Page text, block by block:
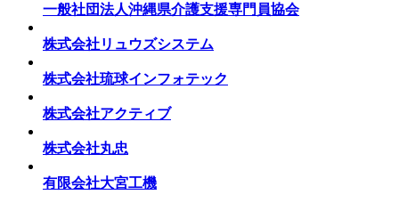
一般社団法人沖縄県介護支援専門員協会
株式会社リュウズシステム
株式会社琉球インフォテック
株式会社アクティブ
株式会社丸忠
有限会社大宮工機